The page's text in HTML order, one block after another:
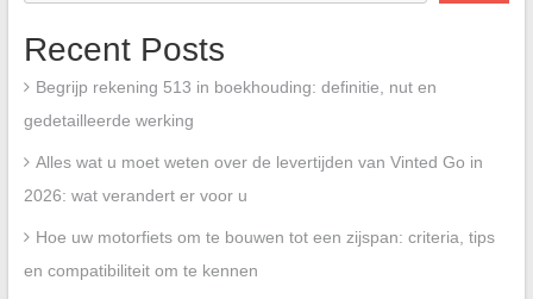
Recent Posts
Begrijp rekening 513 in boekhouding: definitie, nut en
gedetailleerde werking
Alles wat u moet weten over de levertijden van Vinted Go in
2026: wat verandert er voor u
Hoe uw motorfiets om te bouwen tot een zijspan: criteria, tips
en compatibiliteit om te kennen